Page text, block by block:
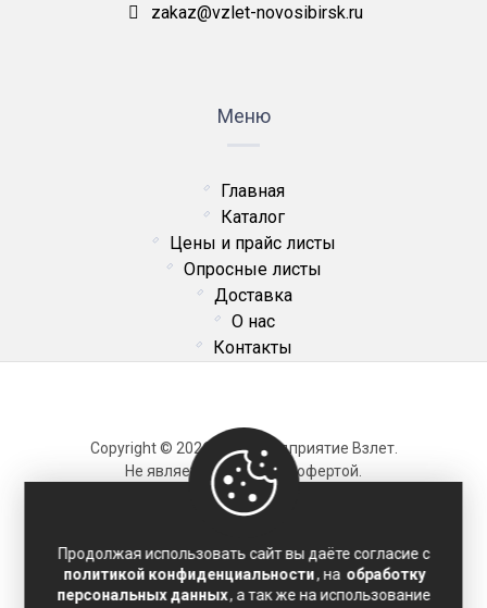
zakaz@vzlet-novosibirsk.ru
Меню
Главная
Каталог
Цены и прайс листы
Опросные листы
Доставка
О нас
Контакты
Copyright © 2026 ОДО Предприятие Взлет.
Не является публичной офертой.
Карта сайта
Политика конфиденциальности
Продолжая использовать сайт вы даёте согласие с
политикой конфиденциальности, на обработку
персональных данных, а так же на использование